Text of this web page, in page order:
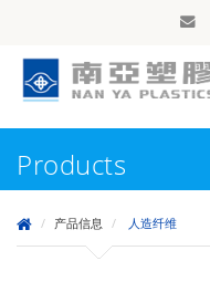
Products
产品信息 人造纤维